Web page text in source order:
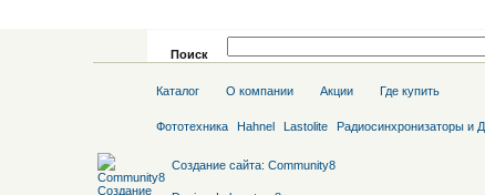
Поиск
Каталог О компании Акции Где купить
Фототехника Hahnel Lastolite Радиосинхронизаторы и
Создание сайта: Community8